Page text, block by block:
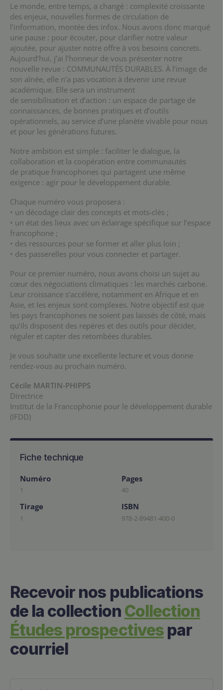
Le monde, entre temps, a changé : complexité croissante
des enjeux, nouvelles formes de circulation de
l’information, montée des infox. Nous avons donc marqué
une pause : pour écouter, pour clarifier notre valeur
ajoutée, pour ajuster notre offre à vos besoins concrets.
Aujourd’hui, j’ai l’honneur de vous présenter notre
nouvelle revue : COMMUNAUTÉS DURABLES. À l’image de
son aînée, elle n’a pas vocation à devenir une revue
académique. Elle sera un instrument
de sensibilisation et d’action : un espace de partage de
connaissances, de bonnes pratiques et d’outils
opérationnels, au service d’une planète vivable pour nous
et pour les générations futures.
Notre ambition est simple : faciliter le dialogue, la
collaboration et la coopération entre communautés
de pratique francophones qui partagent une même
exigence : agir pour le développement durable.
Chaque numéro vous proposera :
• un décodage clair des concepts et mots-clés ;
• un état des lieux avec un éclairage spécifique sur l’espace
francophone ;
• des ressources pour se former et aller plus loin ;
• des passerelles pour vous connecter et partager.
Pour ce premier numéro, nous avons choisi un sujet au
cœur des négociations climatiques : les marchés carbone.
Leur croissance s’accélère, notamment en Afrique et en
Asie, et les enjeux sont complexes. Notre objectif est que
les pays francophones ne soient pas laissés de côté, mais
qu’ils disposent des repères et des outils pour décider,
réguler et capter des retombées durables.
Je vous souhaite une excellente lecture et vous donne
rendez-vous au prochain numéro.
Cécile MARTIN-PHIPPS
Directrice
Institut de la Francophonie pour le développement durable
(IFDD)
Fiche technique
Numéro
1
Pages
40
Tirage
1
ISBN
978-2-89481-400-0
Recevoir nos publications
de la collection Collection
Études prospectivespar
courriel